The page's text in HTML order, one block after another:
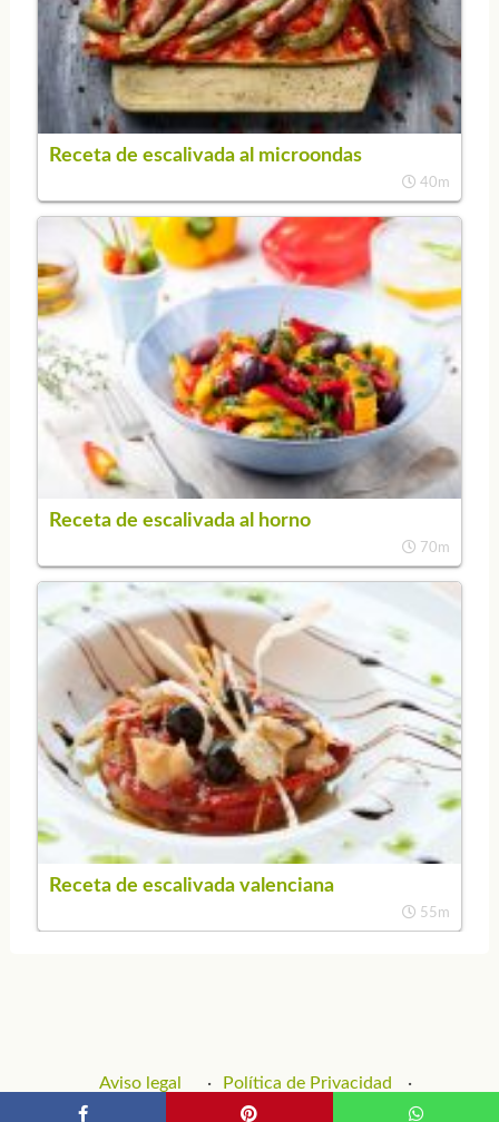
Receta de escalivada al microondas
40m
Receta de escalivada al horno
70m
Receta de escalivada valenciana
55m
Aviso legal
Política de Privacidad
Política de Cookies
Contacto y Publicidad